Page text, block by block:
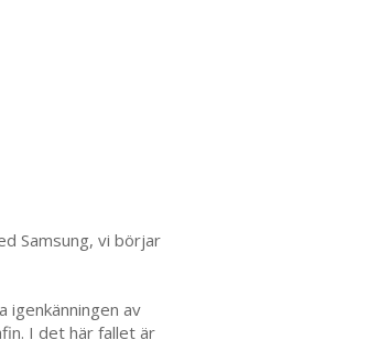
Samsung, vi börjar
av
I det här fallet är